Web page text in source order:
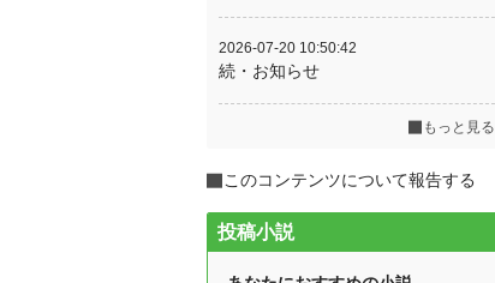
2026-07-20 10:50:42
続・お知らせ
もっと見る
このコンテンツについて報告する
投稿小説